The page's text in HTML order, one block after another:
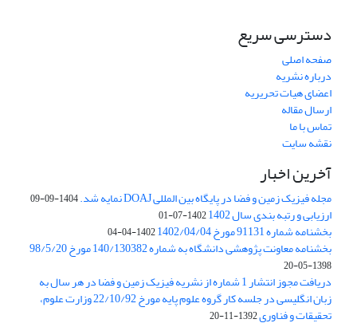
دسترسی سریع
صفحه اصلی
درباره نشریه
اعضای هیات تحریریه
ارسال مقاله
تماس با ما
نقشه سایت
آخرین اخبار
مجله فیزیک زمین و فضا در پایگاه بین المللی DOAJ نمایه شد. 1404-09-09
ارزیابی و رتبه بندی سال 1402 1402-07-01
بخشنامه شماره 91131 مورخ 1402/04/04 1402-04-04
بخشنامه معاونت پژوهشی دانشگاه به شماره 140/130382 مورخ 98/5/20
1398-05-20
دریافت مجوز انتشار 1 شماره از نشریه فیزیک زمین و فضا در هر سال به
زبان انگلیسی در جلسه کار گروه علوم پایه مورخ 22/10/92 وزارت علوم،
تحقیقات و فناوری1392-11-20